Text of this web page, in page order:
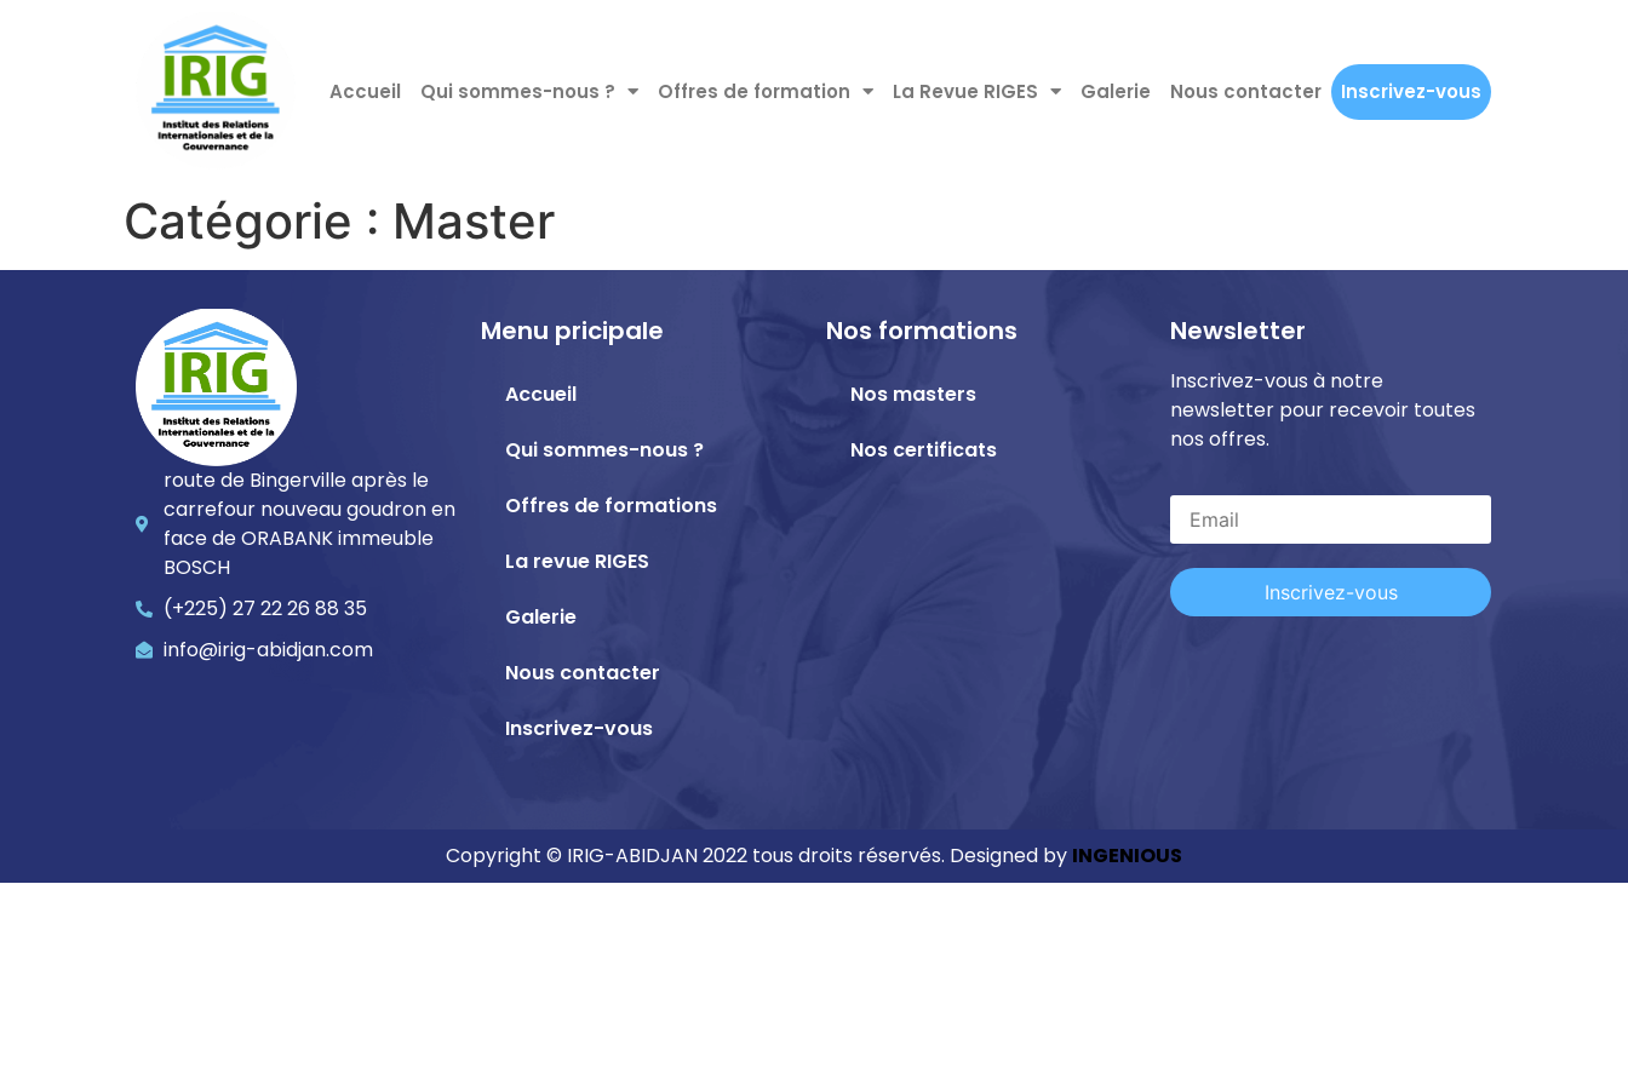
Accueil Qui sommes-nous ? Offres de formation La Revue RIGES Galerie Nous contacter Inscrivez-vous
Catégorie : Master
route de Bingerville après le
carrefour nouveau goudron en
face de ORABANK immeuble
BOSCH
(+225) 27 22 26 88 35
info@irig-abidjan.com
Menu pricipale
Accueil
Qui sommes-nous ?
Offres de formations
La revue RIGES
Galerie
Nous contacter
Inscrivez-vous
Nos formations
Nos masters
Nos certificats
Newsletter
Inscrivez-vous à notre
newsletter pour recevoir toutes
nos offres.
Inscrivez-vous
Copyright © IRIG-ABIDJAN 2022 tous droits réservés. Designed by INGENIOUS